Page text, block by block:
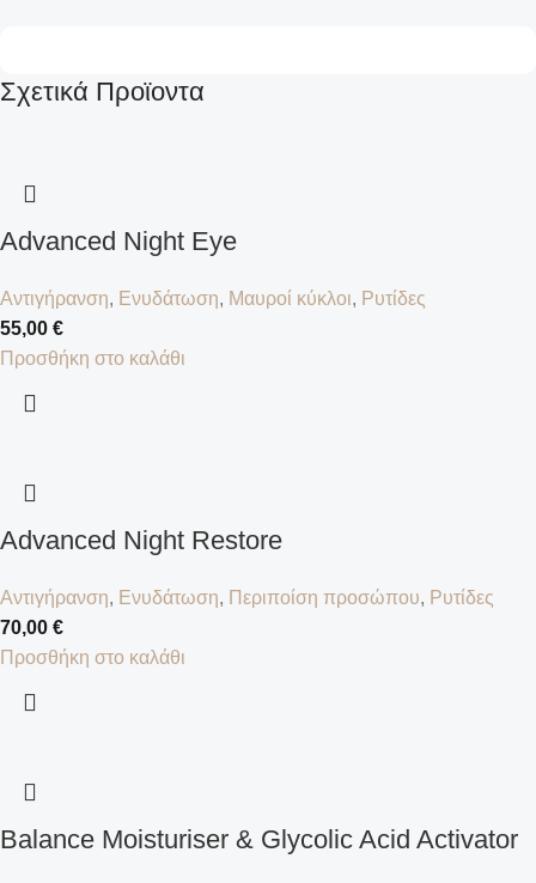
Σχετικά Προϊοντα
Advanced Night Eye
Αντιγήρανση, Ενυδάτωση, Μαυροί κύκλοι, Ρυτίδες
55,00 €
Προσθήκη στο καλάθι
Advanced Night Restore
Αντιγήρανση, Ενυδάτωση, Περιποίση προσώπου, Ρυτίδες
70,00 €
Προσθήκη στο καλάθι
Balance Moisturiser & Glycolic Acid Activator